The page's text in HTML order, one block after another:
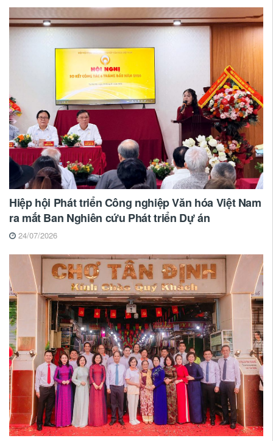
Hiệp hội Phát triển Công nghiệp Văn hóa Việt Nam
ra mắt Ban Nghiên cứu Phát triển Dự án
24/07/2026